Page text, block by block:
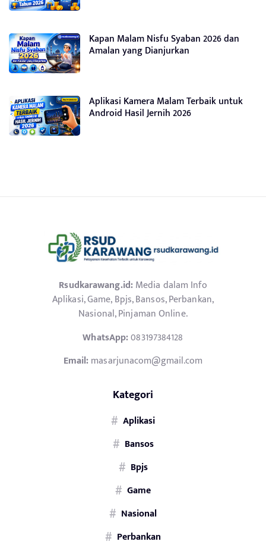
Kapan Malam Nisfu Syaban 2026 dan
Amalan yang Dianjurkan
Aplikasi Kamera Malam Terbaik untuk
Android Hasil Jernih 2026
Rsudkarawang.id:Media dalam Info
Aplikasi, Game, Bpjs, Bansos, Perbankan,
Nasional, Pinjaman Online.
WhatsApp:083197384128
Email:masarjunacom@gmail.com
Kategori
Aplikasi
Bansos
Bpjs
Game
Nasional
Perbankan